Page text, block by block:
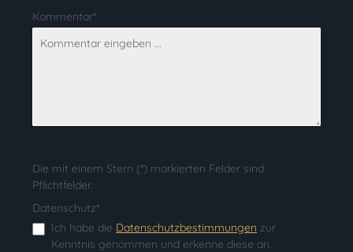
Kommentar*
Die mit einem Stern (*) markierten Felder sind
Pflichtfelder.
Datenschutz*
Ich habe die Datenschutzbestimmungen zur
Kenntnis genommen und erkenne diese an.